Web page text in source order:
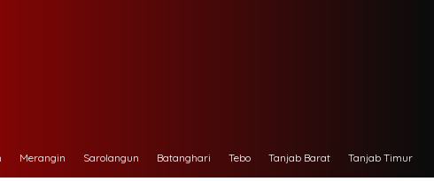
Merangin Sarolangun Batanghari Tebo Tanjab Barat Tanjab Timur